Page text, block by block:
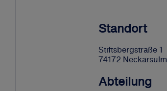
Standort
Stiftsbergstraße 1
74172 Neckarsulm
Abteilung